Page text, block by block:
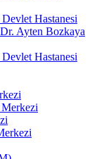
Hastanesi
Ayten Bozkaya
Hastanesi
Merkezi